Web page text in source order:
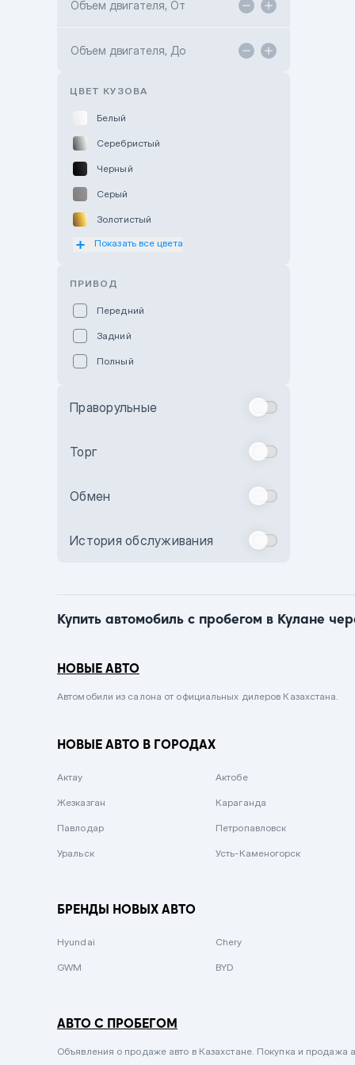
Hyundai ShymCity
Объем двигателя, От
Объем двигателя, До
ЦВЕТ КУЗОВА
Белый
Серебристый
Черный
Серый
Золотистый
Оранжевый
Бежевый
Комбинированный
Серый металлик
Черный металлик
Стальной
Серебристый металлик
Бело-Дымчатый
Светло-зелёный металлик
Зеленый металлик
Показать все цвета
ПРИВОД
Передний
Задний
Полный
Праворульные
Торг
Обмен
История обслуживания
Купить автомобиль с пробегом в Кулане
НОВЫЕ АВТО
Автомобили из салона от официальных дилеров Казахстана.
НОВЫЕ АВТО В ГОРОДАХ
Актау Актобе
Жезказган Караганда
Павлодар Петропавловск
Уральск Усть-Каменогорск
БРЕНДЫ НОВЫХ АВТО
Hyundai Chery
GWM BYD
АВТО С ПРОБЕГОМ
Объявления о продаже авто в Казахстане. Покупка и продажа